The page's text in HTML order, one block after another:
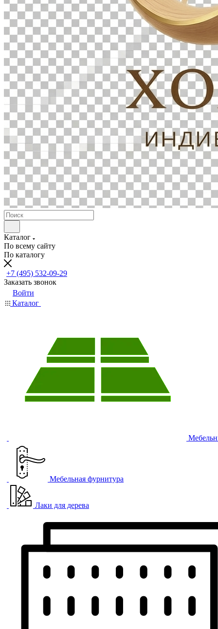
Каталог
По всему сайту
По каталогу
+7 (495) 532-09-29
Заказать звонок
Войти
Каталог
Мебельная фурнитура
Лаки для дерева